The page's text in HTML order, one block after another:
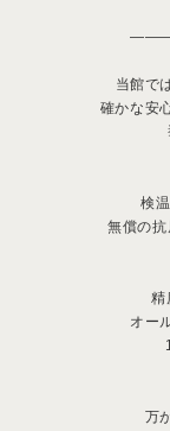
当館で
確かな安
検
無償の抗
精
オー
万